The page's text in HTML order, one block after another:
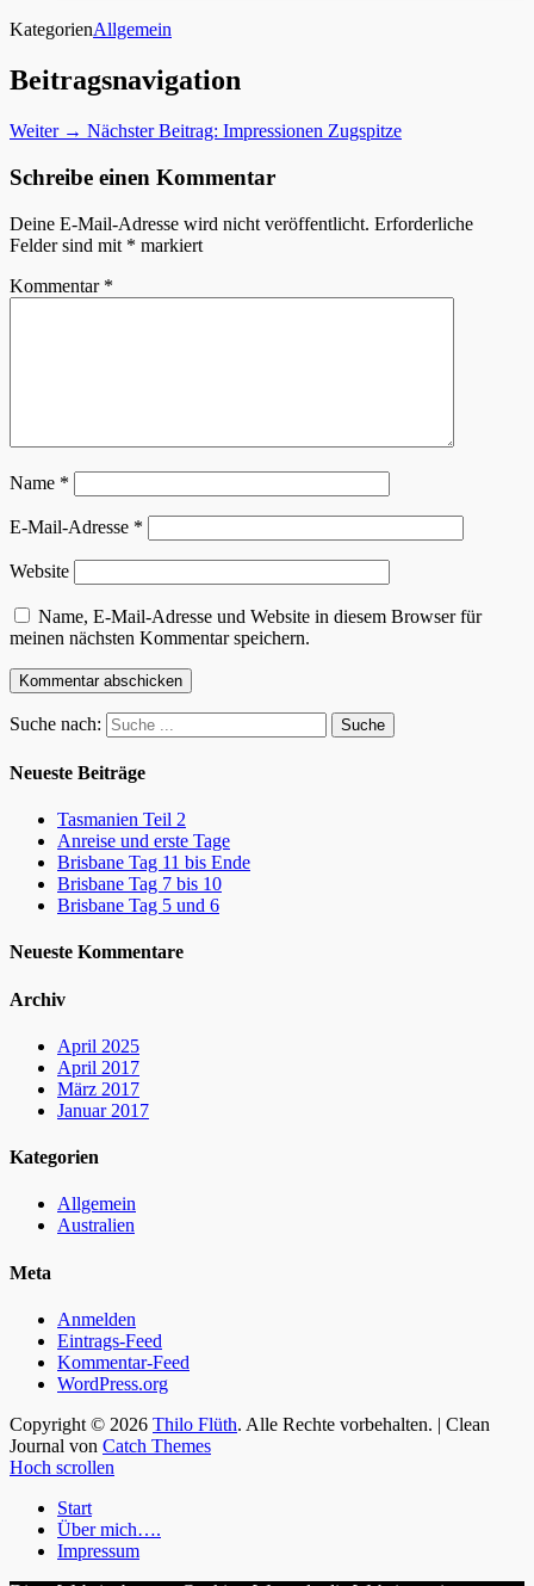
KategorienAllgemein
Beitragsnavigation
Weiter → Nächster Beitrag: Impressionen Zugspitze
Schreibe einen Kommentar
Deine E-Mail-Adresse wird nicht veröffentlicht. Erforderliche
Felder sind mit * markiert
Kommentar *
Name *
E-Mail-Adresse *
Website
Name, E-Mail-Adresse und Website in diesem Browser für
meinen nächsten Kommentar speichern.
Suche nach:
Neueste Beiträge
Tasmanien Teil 2
Anreise und erste Tage
Brisbane Tag 11 bis Ende
Brisbane Tag 7 bis 10
Brisbane Tag 5 und 6
Neueste Kommentare
Archiv
April 2025
April 2017
März 2017
Januar 2017
Kategorien
Allgemein
Australien
Meta
Anmelden
Eintrags-Feed
Kommentar-Feed
WordPress.org
Copyright © 2026 Thilo Flüth. Alle Rechte vorbehalten. | Clean
Journal von Catch Themes
Hoch scrollen
Start
Über mich….
Impressum